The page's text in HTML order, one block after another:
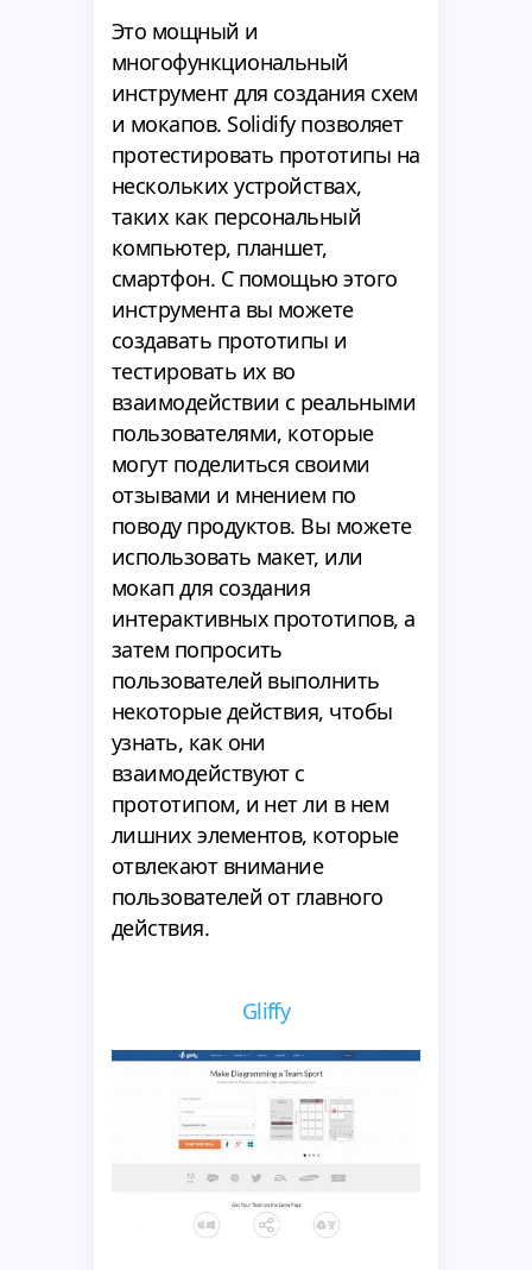
Это мощный и
многофункциональный
инструмент для создания схем
и мокапов. Solidify позволяет
протестировать прототипы на
нескольких устройствах,
таких как персональный
компьютер, планшет,
смартфон. С помощью этого
инструмента вы можете
создавать прототипы и
тестировать их во
взаимодействии с реальными
пользователями, которые
могут поделиться своими
отзывами и мнением по
поводу продуктов. Вы можете
использовать макет, или
мокап для создания
интерактивных прототипов, а
затем попросить
пользователей выполнить
некоторые действия, чтобы
узнать, как они
взаимодействуют с
прототипом, и нет ли в нем
лишних элементов, которые
отвлекают внимание
пользователей от главного
действия.
Gliffy